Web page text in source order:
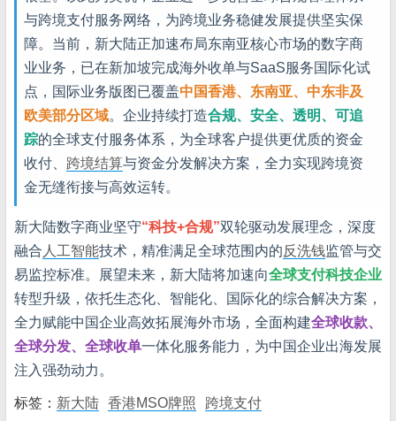
与跨境支付服务网络，为跨境业务稳健发展提供坚实保
障。当前，新大陆正加速布局东南亚核心市场的数字商
业业务，已在新加坡完成海外收单与SaaS服务国际化试
点，国际业务版图已覆盖中国香港、东南亚、中东非及
欧美部分区域。企业持续打造合规、安全、透明、可追
踪的全球支付服务体系，为全球客户提供更优质的资金
收付、 跨境结算与资金分发解决方案，全力实现跨境资
金无缝衔接与高效运转。
新大陆数字商业坚守“科技+合规”双轮驱动发展理念，深度
融合 人工智能技术，精准满足全球范围内的反洗钱监管与交
易监控标准。展望未来，新大陆将加速向全球支付科技企业
转型升级，依托生态化、智能化、国际化的综合解决方案，
全力赋能中国企业高效拓展海外市场，全面构建全球收款、
全球分发、全球收单一体化服务能力，为中国企业出海发展
注入强劲动力。
标签： 新大陆 香港MSO牌照 跨境支付